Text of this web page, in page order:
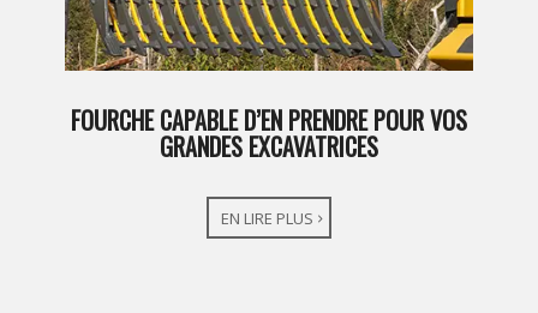
FOURCHE CAPABLE D’EN PRENDRE POUR VOS
GRANDES EXCAVATRICES
EN LIRE PLUS